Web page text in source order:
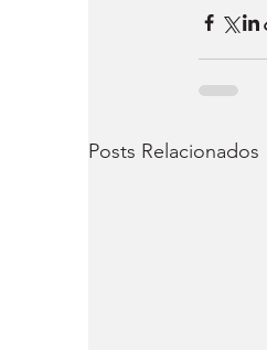
Posts Relacionados